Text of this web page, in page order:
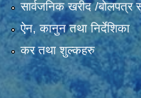
ऐन, कानुन तथा निर्देशिका
कर तथा शुल्कहरु
eGov services